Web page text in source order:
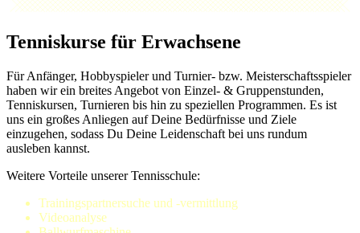
Tenniskurse für Erwachsene
Für Anfänger, Hobbyspieler und Turnier- bzw. Meisterschaftsspieler
haben wir ein breites Angebot von Einzel- & Gruppenstunden,
Tenniskursen, Turnieren bis hin zu speziellen Programmen. Es ist
uns ein großes Anliegen auf Deine Bedürfnisse und Ziele
einzugehen, sodass Du Deine Leidenschaft bei uns rundum
ausleben kannst.
Weitere Vorteile unserer Tennisschule:
Trainingspartnersuche und -vermittlung
Videoanalyse